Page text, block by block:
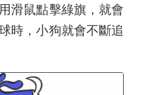
滑鼠點擊綠旗，就會
時，小狗就會不斷追